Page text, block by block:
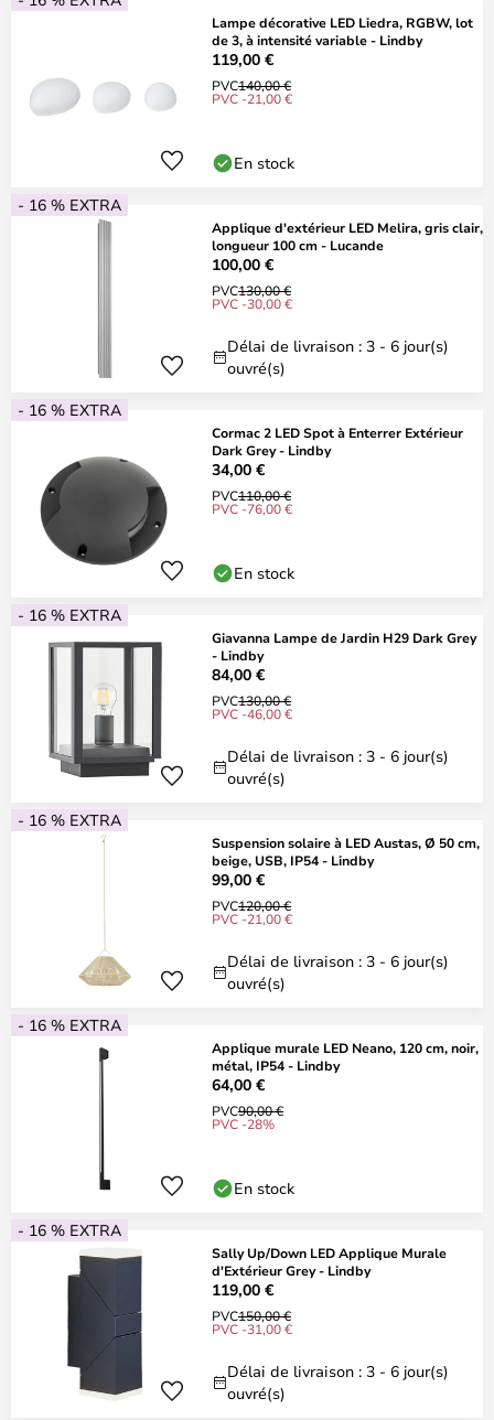
Lampe décorative LED Liedra, RGBW, lot
de 3, à intensité variable - Lindby
119,00 €
PVC140,00 €
PVC -21,00 €
En stock
- 16 % EXTRA
Applique d'extérieur LED Melira, gris clair,
longueur 100 cm - Lucande
100,00 €
PVC130,00 €
PVC -30,00 €
Délai de livraison : 3 - 6 jour(s)
ouvré(s)
- 16 % EXTRA
Cormac 2 LED Spot à Enterrer Extérieur
Dark Grey - Lindby
34,00 €
PVC110,00 €
PVC -76,00 €
En stock
- 16 % EXTRA
Giavanna Lampe de Jardin H29 Dark Grey
- Lindby
84,00 €
PVC130,00 €
PVC -46,00 €
Délai de livraison : 3 - 6 jour(s)
ouvré(s)
- 16 % EXTRA
Suspension solaire à LED Austas, Ø 50 cm,
beige, USB, IP54 - Lindby
99,00 €
PVC120,00 €
PVC -21,00 €
Délai de livraison : 3 - 6 jour(s)
ouvré(s)
- 16 % EXTRA
Applique murale LED Neano, 120 cm, noir,
métal, IP54 - Lindby
64,00 €
PVC90,00 €
PVC -28%
En stock
- 16 % EXTRA
Sally Up/Down LED Applique Murale
d'Extérieur Grey - Lindby
119,00 €
PVC150,00 €
PVC -31,00 €
Délai de livraison : 3 - 6 jour(s)
ouvré(s)